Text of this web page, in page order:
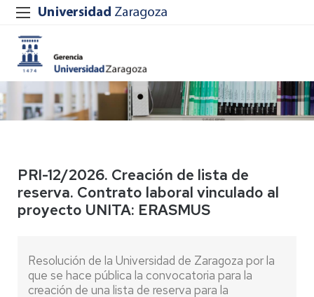
PRI-12/2026. Creación de lista de
reserva. Contrato laboral vinculado al
proyecto UNITA: ERASMUS
Resolución de la Universidad de Zaragoza por la
que se hace pública la convocatoria para la
creación de una lista de reserva para la